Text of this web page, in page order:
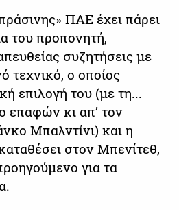
ΠΑΕ έχει πάρει
του προπονητή,
συζητήσεις με
τεχνικό, ο οποίος
επιλογή του (με τη...
επαφών κι απ’ τον
Μπαλντίνι) και η
στον Μπενίτεθ,
για τα